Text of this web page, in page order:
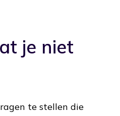
je niet
te stellen die